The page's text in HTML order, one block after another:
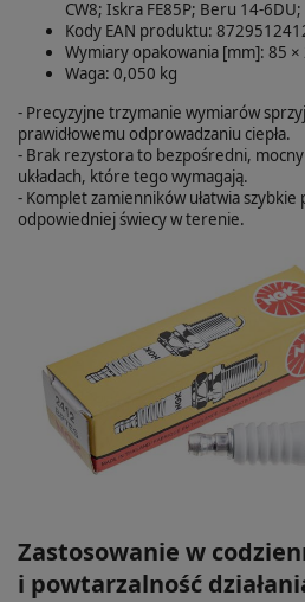
CW8; Iskra FE85P; Beru 14-
Kody EAN produktu:
Wymiary opakowania [mm]: 85 ×
Waga: 0,050 kg
- Precyzyjne trzymanie wymiarów
prawidłowemu odprowadzaniu ciepła.
- Brak rezystora to bezpośredni, mocny
układach, które tego wymagają.
- Komplet zamienników ułatwia
odpowiedniej świecy w terenie.
Zastosowanie w
i powtarzalność